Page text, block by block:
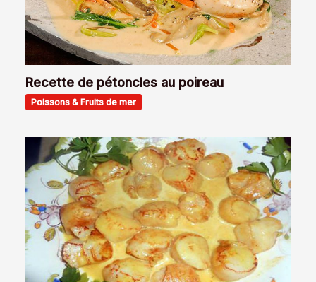
Recette de pétoncles au poireau
Poissons & Fruits de mer